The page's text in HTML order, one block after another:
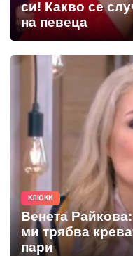
си! Какво се
на певеца
КЛЮКИ
Венета
ми трябва
пари